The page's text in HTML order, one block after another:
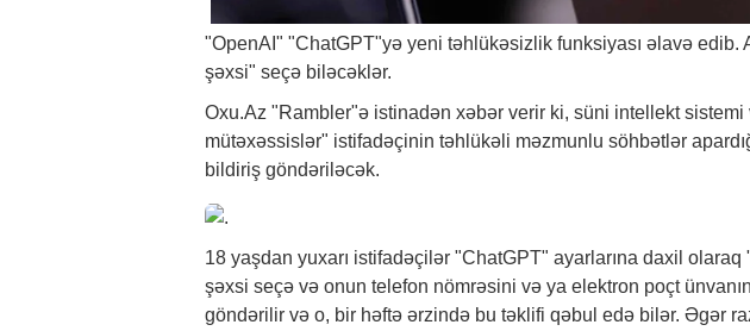
"OpenAI" "ChatGPT"yə yeni təhlükəsizlik funksiyası əlavə edib.
şəxsi" seçə biləcəklər.
Oxu.Az "Rambler"ə istinadən xəbər verir ki, süni intellekt
mütəxəssislər" istifadəçinin təhlükəli məzmunlu söhbətlər
bildiriş göndəriləcək.
18 yaşdan yuxarı istifadəçilər "ChatGPT" ayarlarına daxil
şəxsi seçə və onun telefon nömrəsini və ya elektron poçt
göndərilir və o, bir həftə ərzində bu təklifi qəbul edə bilər. Əgər